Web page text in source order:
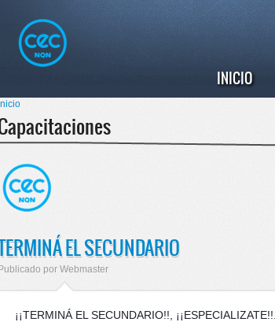
principal
principal
INICIO
encuentra usted aquí
Inicio
EL SECUNDARIO
Publicado por Webmaster
¡¡TERMINÁ EL SECUNDARIO!!, ¡¡ESPECIALIZATE!!.